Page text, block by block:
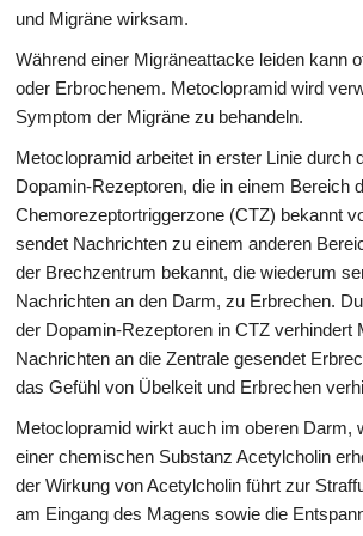
und Migräne wirksam.
Während einer Migräneattacke leiden kann
oder Erbrochenem. Metoclopramid wird
Symptom der Migräne zu behandeln.
Metoclopramid arbeitet in erster Linie durch
Dopamin-Rezeptoren, die in einem Bereich
Chemorezeptortriggerzone (CTZ) bekannt
sendet Nachrichten zu einem anderen
der Brechzentrum bekannt, die wiederum
Nachrichten an den Darm, zu Erbrechen.
der Dopamin-Rezeptoren in CTZ verhindert
Nachrichten an die Zentrale gesendet
das Gefühl von Übelkeit und Erbrechen
Metoclopramid wirkt auch im oberen Darm,
einer chemischen Substanz Acetylcholin
der Wirkung von Acetylcholin führt zur
am Eingang des Magens sowie die